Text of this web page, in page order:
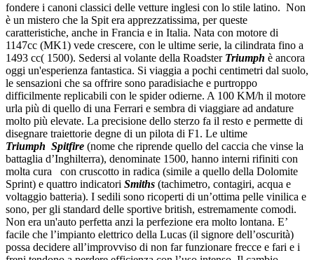
fondere i canoni classici delle vetture inglesi con lo stile latino. Non
è un mistero che la Spit era apprezzatissima, per queste
caratteristiche, anche in Francia e in Italia. Nata con motore di
1147cc (MK1) vede crescere, con le ultime serie, la cilindrata fino a
1493 cc( 1500). Sedersi al volante della Roadster Triumph è ancora
oggi un'esperienza fantastica. Si viaggia a pochi centimetri dal suolo,
le sensazioni che sa offrire sono paradisiache e purtroppo
difficilmente replicabili con le spider odierne. A 100 KM/h il motore
urla più di quello di una Ferrari e sembra di viaggiare ad andature
molto più elevate. La precisione dello sterzo fa il resto e permette di
disegnare traiettorie degne di un pilota di F1. Le ultime
Triumph Spitfire (nome che riprende quello del caccia che vinse la
battaglia d’Inghilterra), denominate 1500, hanno interni rifiniti con
molta cura con cruscotto in radica (simile a quello della Dolomite
Sprint) e quattro indicatori Smiths (tachimetro, contagiri, acqua e
voltaggio batteria). I sedili sono ricoperti di un’ottima pelle vinilica e
sono, per gli standard delle sportive british, estremamente comodi.
Non era un'auto perfetta anzi la perfezione era molto lontana. E’
facile che l’impianto elettrico della Lucas (il signore dell’oscurità)
possa decidere all’improvviso di non far funzionare frecce e fari e i